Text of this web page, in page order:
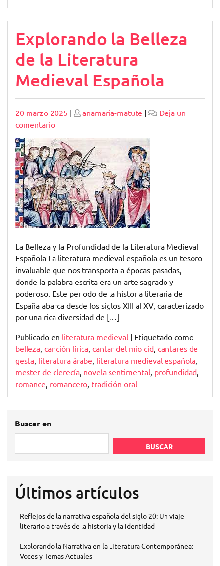
Explorando la Belleza
de la Literatura
Medieval Española
Publicado
20 marzo 2025 | Publicado
anamaria-matute |
Deja un
comentarioen
Explorando
la
Belleza
de
la
Literatura
Medieval
Española
La Belleza y la Profundidad de la Literatura Medieval
Española La literatura medieval española es un tesoro
invaluable que nos transporta a épocas pasadas,
donde la palabra escrita era un arte sagrado y
poderoso. Este periodo de la historia literaria de
España abarca desde los siglos XIII al XV, caracterizado
por una rica diversidad de […]
Publicado en literatura medieval | Etiquetado como
belleza, canción lírica, cantar del mio cid, cantares de
gesta, literatura árabe, literatura medieval española,
mester de clerecía, novela sentimental, profundidad,
romance, romancero, tradición oral
Buscar en
BUSCAR
Últimos artículos
Reflejos de la narrativa española del siglo 20: Un viaje
literario a través de la historia y la identidad
Explorando la Narrativa en la Literatura Contemporánea:
Voces y Temas Actuales